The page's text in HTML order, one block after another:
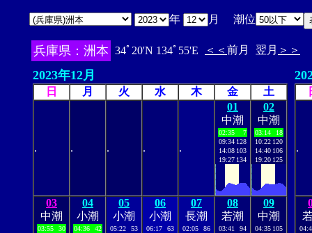
年 月 潮位
兵庫県：洲本 34ﾟ20'N 134ﾟ55'E ＜＜ 前月 翌月 ＞＞
2023年12月
日 月 火 水 木 金 土
. . . . .
01
中潮
02:35
7
09:34 128
14:08 103
19:27 134
02
中潮
03:14
18
10:22 120
14:40 106
19:20 125
03
中潮
03:55
30
04
小潮
04:36
42
05
小潮
05:22
53
06
小潮
06:17
63
07
長潮
02:05
86
08
若潮
03:41
94
09
中潮
04:35 105
.